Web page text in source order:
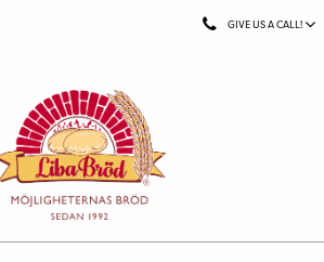
GIVE US A CALL!